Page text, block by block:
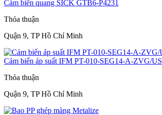
Cảm biến quang SICK GTB6-P4231
Thỏa thuận
Quận 9, TP Hồ Chí Minh
Cảm biến áp suất IFM PT-010-SEG14-A-ZVG/US
Thỏa thuận
Quận 9, TP Hồ Chí Minh